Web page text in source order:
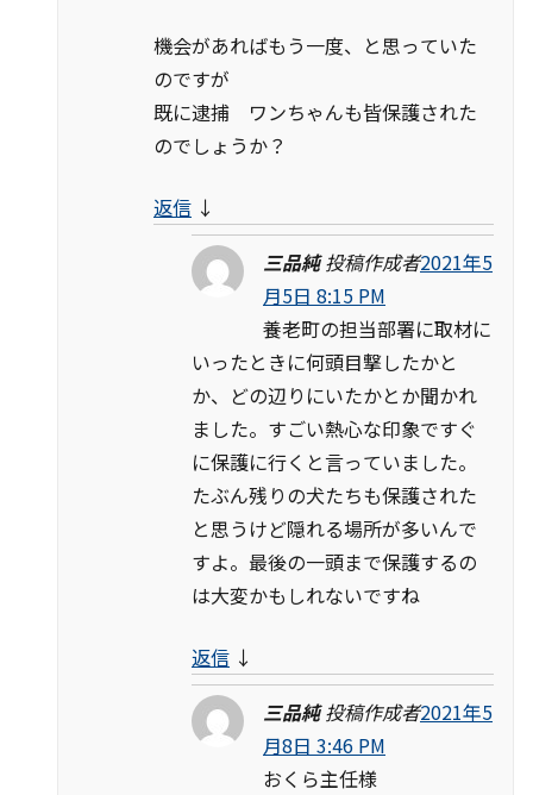
機会があればもう一度、と思っていた
のですが
既に逮捕 ワンちゃんも皆保護された
のでしょうか？
返信 ↓
三品純 投稿作成者2021年5
月5日 8:15 PM
養老町の担当部署に取材に
いったときに何頭目撃したかと
か、どの辺りにいたかとか聞かれ
ました。すごい熱心な印象ですぐ
に保護に行くと言っていました。
たぶん残りの犬たちも保護された
と思うけど隠れる場所が多いんで
すよ。最後の一頭まで保護するの
は大変かもしれないですね
返信 ↓
三品純 投稿作成者2021年5
月8日 3:46 PM
おくら主任様